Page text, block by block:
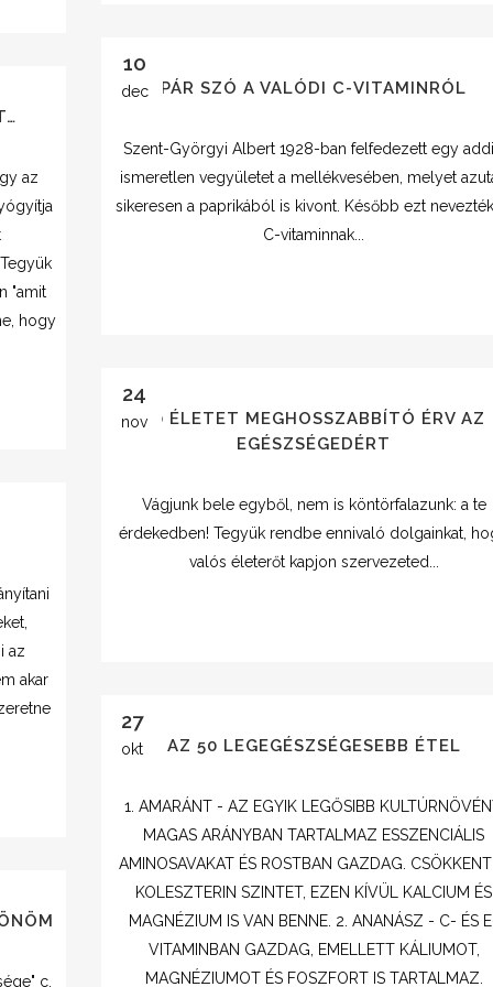
10
dec PÁR SZÓ A VALÓDI C-VITAMINRÓL
Szent-Györgyi Albert 1928-ban felfedezett egy
ismeretlen vegyületet a mellékvesében, melyet
sikeresen a paprikából is kivont. Később ezt
C-vitaminnak...
az
"amit
hogy
24
nov10 ÉLETET MEGHOSSZABBÍTÓ ÉRV AZ
EGÉSZSÉGEDÉRT
Vágjunk bele egyből, nem is köntörfalazunk: a te
érdekedben! Tegyük rendbe ennivaló dolgainkat,
valós életerőt kapjon szervezeted...
az
akar
27
okt AZ 50 LEGEGÉSZSÉGESEBB ÉTEL
1. AMARÁNT - AZ EGYIK LEGŐSIBB
MAGAS ARÁNYBAN TARTALMAZ ESSZENCIÁLIS
AMINOSAVAKAT ÉS ROSTBAN GAZDAG.
KOLESZTERIN SZINTET, EZEN KÍVÜL KALCIUM ÉS
MAGNÉZIUM IS VAN BENNE. 2. ANANÁSZ - C- ÉS
VITAMINBAN GAZDAG, EMELLETT KÁLIUMOT,
MAGNÉZIUMOT ÉS FOSZFORT IS TARTALMAZ.
c.